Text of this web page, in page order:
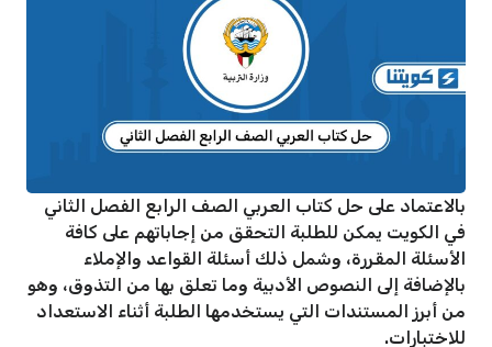
بالاعتماد على حل كتاب العربي الصف الرابع الفصل الثاني
في الكويت يمكن للطلبة التحقق من إجاباتهم على كافة
الأسئلة المقررة، وشمل ذلك أسئلة القواعد والإملاء
بالإضافة إلى النصوص الأدبية وما تعلق بها من التذوق، وهو
من أبرز المستندات التي يستخدمها الطلبة أثناء الاستعداد
للاختبارات.